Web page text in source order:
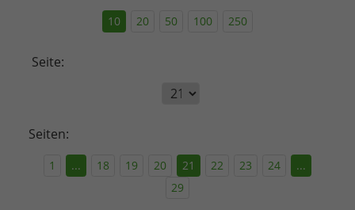
10 20 50 100 250
Seite:
Seiten:
1 ... 18 19 20 21 22 23 24
...
29